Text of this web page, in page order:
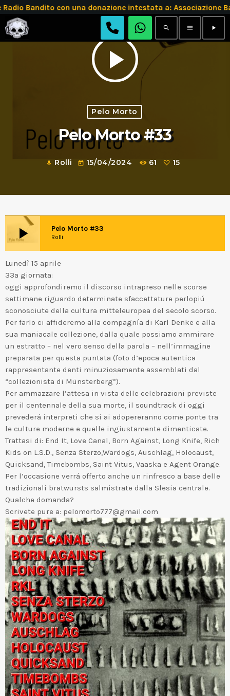
Bandito con una donazione intestata a: Associazione
search menu play_arrow
play_arrow
Pelo Morto
Pelo Morto #33
mic Rolli today 15/04/2024 61 15
play_arrow Pelo Morto #33
Rolli
Lunedì 15 aprile
33a giornata:
oggi approfondiremo il discorso intrapreso nelle scorse
settimane riguardo determinate sfaccettature perlopiú
sconosciute della cultura mitteleuropea del secolo scorso.
Per farlo ci affideremo alla compagnía di Karl Denke e alla
sua maniacale collezione, dalla quale possiamo ammirare
un estratto – nel vero senso della parola – nell’immagine
preparata per questa puntata (foto d’epoca autentica
rappresentante denti minuziosamente assemblati dal
“collezionista di Münsterberg”).
Per ammazzare l’attesa in vista delle celebrazioni previste
per il centennale della sua morte, il soundtrack di oggi
prevederá interpreti che si ai adopereranno come ponte tra
le culture moderne e quelle ingiustamente dimenticate.
Trattasi di: End It, Love Canal, Born Against, Long Knife, Rich
Kids on L.S.D., Senza Sterzo,Wardogs, Auschlag, Holocaust,
Quicksand, Timebombs, Saint Vitus, Vaaska e Agent Orange.
Per l’occasione verrá offerto anche un rinfresco a base delle
tradizionali bratwursts salmistrate dalla Slesia centrale.
Qualche domanda?
Scrivete pure a: pelomorto777@gmail.com